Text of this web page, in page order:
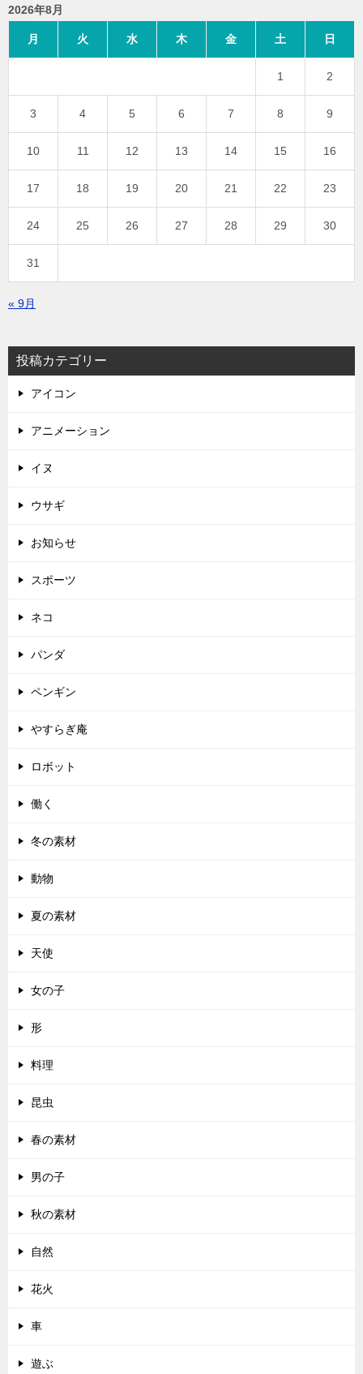
2026年8月
月 火 水 木 金 土 日
1 2
3 4 5 6 7 8 9
10 11 12 13 14 15 16
17 18 19 20 21 22 23
24 25 26 27 28 29 30
31
« 9月
投稿カテゴリー
アイコン
アニメーション
イヌ
ウサギ
お知らせ
スポーツ
ネコ
パンダ
ペンギン
やすらぎ庵
ロボット
働く
冬の素材
動物
夏の素材
天使
女の子
形
料理
昆虫
春の素材
男の子
秋の素材
自然
花火
車
遊ぶ